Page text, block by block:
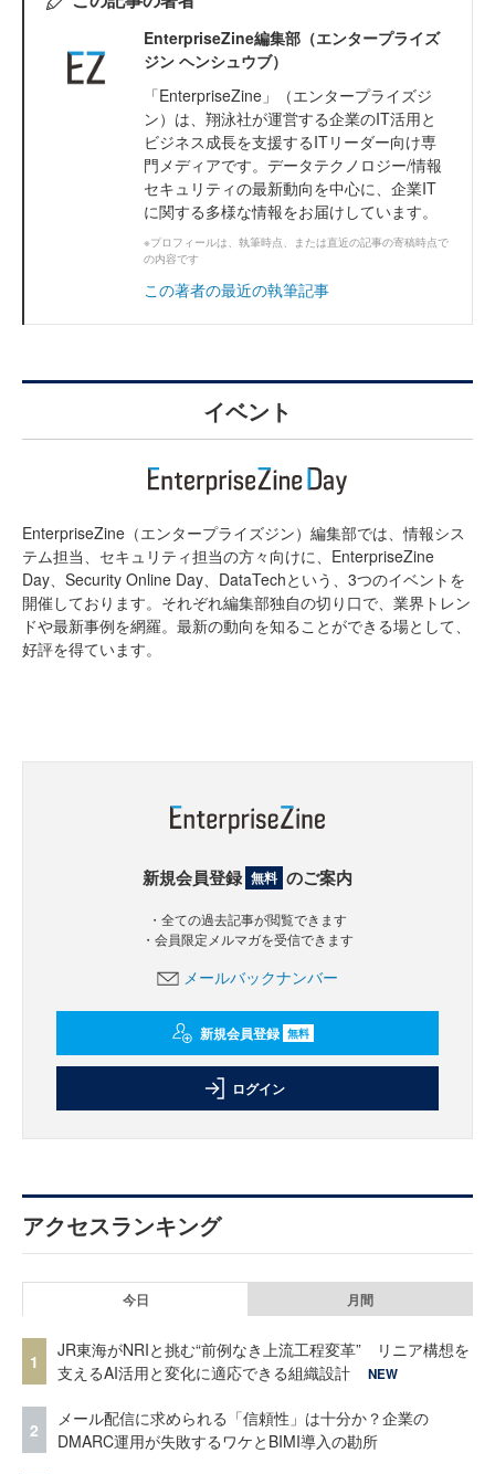
EnterpriseZine編集部（エンタープライズ
ジン ヘンシュウブ）
「EnterpriseZine」（エンタープライズジ
ン）は、翔泳社が運営する企業のIT活用と
ビジネス成長を支援するITリーダー向け専
門メディアです。データテクノロジー/情報
セキュリティの最新動向を中心に、企業IT
に関する多様な情報をお届けしています。
※プロフィールは、執筆時点、または直近の記事の寄稿時点で
の内容です
この著者の最近の執筆記事
イベント
EnterpriseZine（エンタープライズジン）編集部では、情報シス
テム担当、セキュリティ担当の方々向けに、EnterpriseZine
Day、Security Online Day、DataTechという、3つのイベントを
開催しております。それぞれ編集部独自の切り口で、業界トレン
ドや最新事例を網羅。最新の動向を知ることができる場として、
好評を得ています。
新規会員登録 無料 のご案内
・全ての過去記事が閲覧できます
・会員限定メルマガを受信できます
メールバックナンバー
新規会員登録 無料
ログイン
アクセスランキング
今日 月間
1
JR東海がNRIと挑む“前例なき上流工程変革” リニア構想を
支えるAI活用と変化に適応できる組織設計
NEW
2
メール配信に求められる「信頼性」は十分か？企業の
DMARC運用が失敗するワケとBIMI導入の勘所